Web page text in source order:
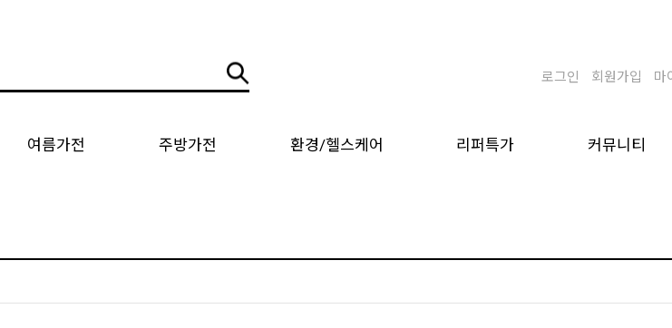
로그인 회원가입 마
여름가전 주방가전 환경/헬스케어 리퍼특가 커뮤니티